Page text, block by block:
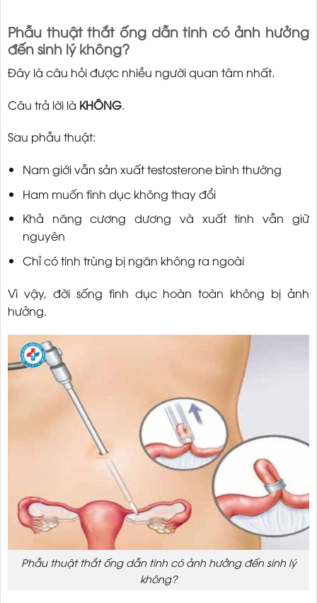
Phẫu thuật thắt ống dẫn tinh có ảnh hưởng
đến sinh lý không?
Đây là câu hỏi được nhiều người quan tâm nhất.
Câu trả lời là KHÔNG.
Sau phẫu thuật:
Nam giới vẫn sản xuất testosterone bình thường
Ham muốn tình dục không thay đổi
Khả năng cương dương và xuất tinh vẫn giữ
nguyên
Chỉ có tinh trùng bị ngăn không ra ngoài
Vì vậy, đời sống tình dục hoàn toàn không bị ảnh
hưởng.
Phẫu thuật thắt ống dẫn tinh có ảnh hưởng đến sinh lý
không?